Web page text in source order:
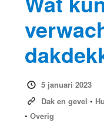
5 januari 2023
Dak en gevel •
•Overig